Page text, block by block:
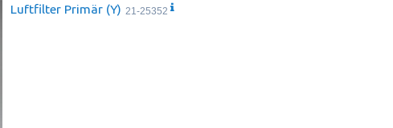
Luftfilter Primär (Y) 21-25352